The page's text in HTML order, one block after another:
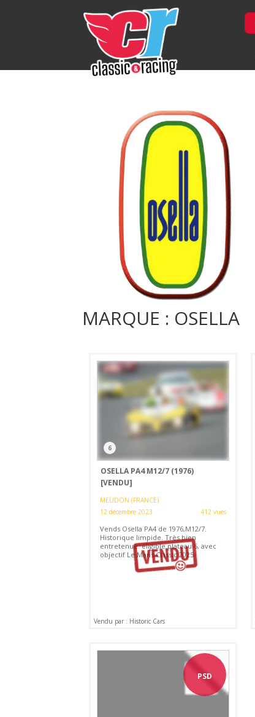
MARQUE : OSELLA
6
OSELLA PA4 M12/7 (1976)
[VENDU]
MEUDON (FRANCE)
12 décembre 2023
412 vues
Vends Osella PA4 de 1976,M12/7.
Historique limpide. Très bien
entretenue. éligible plateau 6, avec
objectif Le Mans Classic 2025.
Vendu par : Historic Cars
PSD